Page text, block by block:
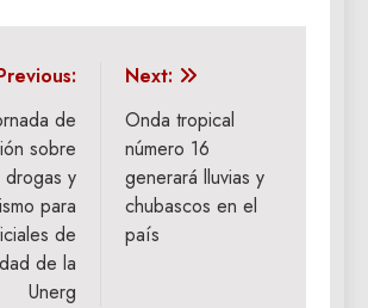
de
sobre
drogas y
para
de
de la
Unerg
Next:
Onda tropical
número 16
generará lluvias y
chubascos en el
país